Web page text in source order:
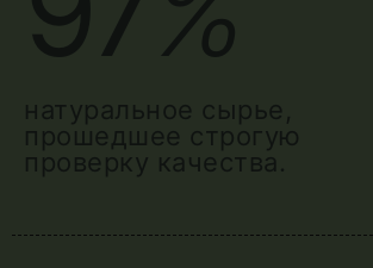
натуральное сырье,
прошедшее строгую
проверку качества.